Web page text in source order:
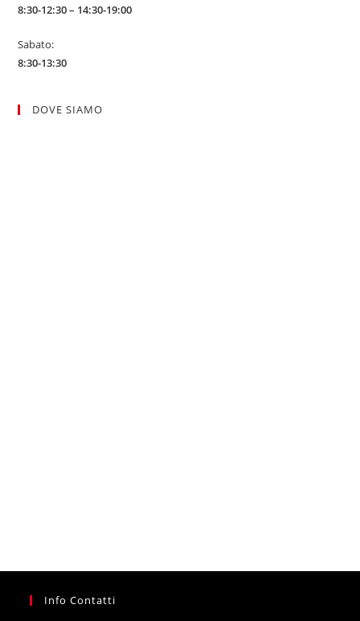
8:30-12:30 – 14:30-19:00
Sabato:
8:30-13:30
DOVE SIAMO
Info Contatti